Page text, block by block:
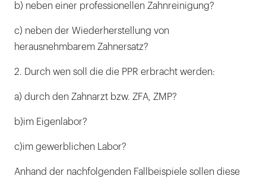
b) neben einer professionellen Zahnreinigung?
c) neben der Wiederherstellung von
herausnehmbarem Zahnersatz?
2. Durch wen soll die die PPR erbracht werden:
a) durch den Zahnarzt bzw. ZFA, ZMP?
b)im Eigenlabor?
c)im gewerblichen Labor?
Anhand der nachfolgenden Fallbeispiele sollen diese